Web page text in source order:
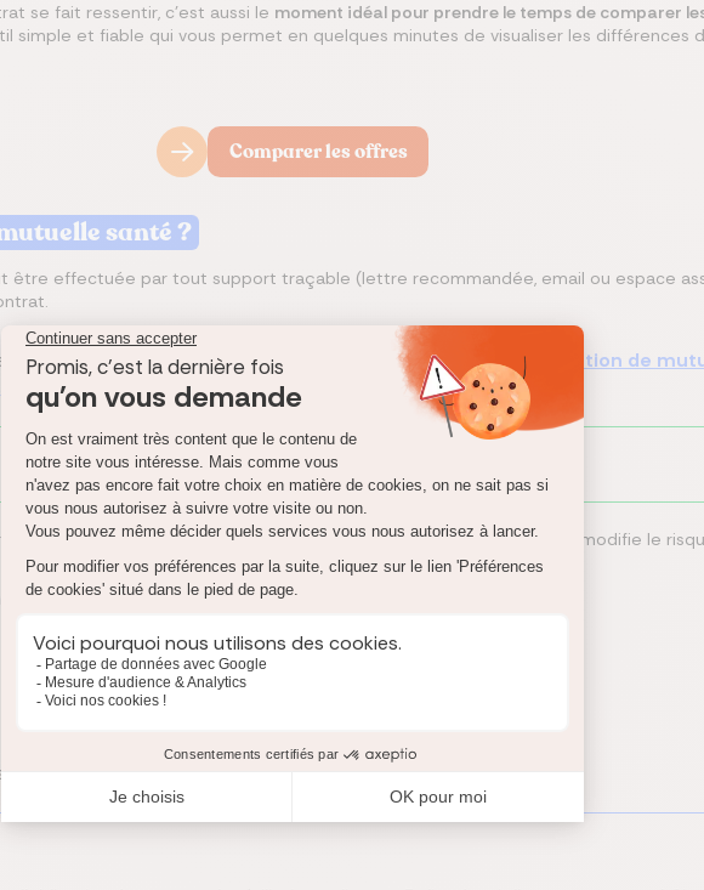
se fait ressentir, c'est aussi le moment idéal pour prendre le temps de comparer
simple et fiable qui vous permet en quelques minutes de visualiser les différences
Comparer les offres
santé ?
être effectuée par tout support traçable (lettre recommandée, email ou espace
résiliation à adresser à votre mutuelle santé :Lettre de résiliation de
est certifiée conforme.
une résiliation est toutefois possible si un changement de situation modifie le
;